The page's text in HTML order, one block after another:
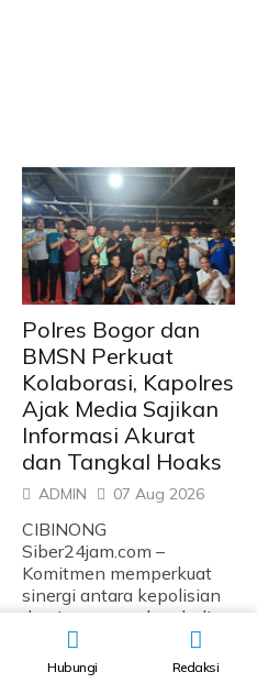
Polres Bogor dan
BMSN Perkuat
Kolaborasi, Kapolres
Ajak Media Sajikan
Informasi Akurat
dan Tangkal Hoaks
ADMIN 07 Aug 2026
CIBINONG
Siber24jam.com –
Komitmen memperkuat
sinergi antara kepolisian
dan insan pers kembali
ditegaskan dalam
kegiatan...
Hubungi Redaksi